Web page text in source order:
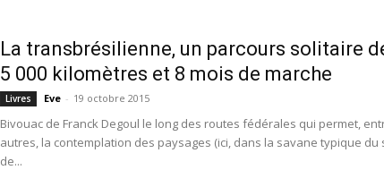
La transbrésilienne, un parcours solitaire
5 000 kilomètres et 8 mois de marche
Livres Eve - 19 octobre 2015
Bivouac de Franck Degoul le long des routes fédérales qui permet,
autres, la contemplation des paysages (ici, dans la savane typique du
de...